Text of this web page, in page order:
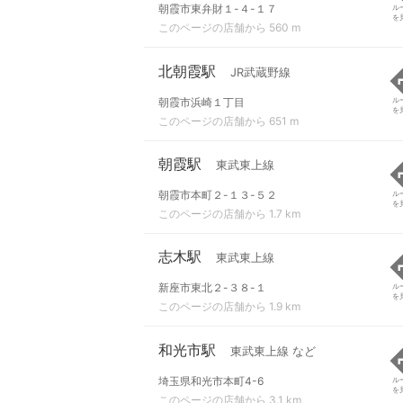
朝霞市東弁財１-４-１７
このページの店舗から 560 m
ル
を
北朝霞駅 JR武蔵野線
朝霞市浜崎１丁目
このページの店舗から 651 m
ル
を
朝霞駅 東武東上線
朝霞市本町２-１３-５２
このページの店舗から 1.7 km
ル
を
志木駅 東武東上線
新座市東北２-３８-１
このページの店舗から 1.9 km
ル
を
和光市駅 東武東上線 など
埼玉県和光市本町4-6
このページの店舗から 3.1 km
ル
を